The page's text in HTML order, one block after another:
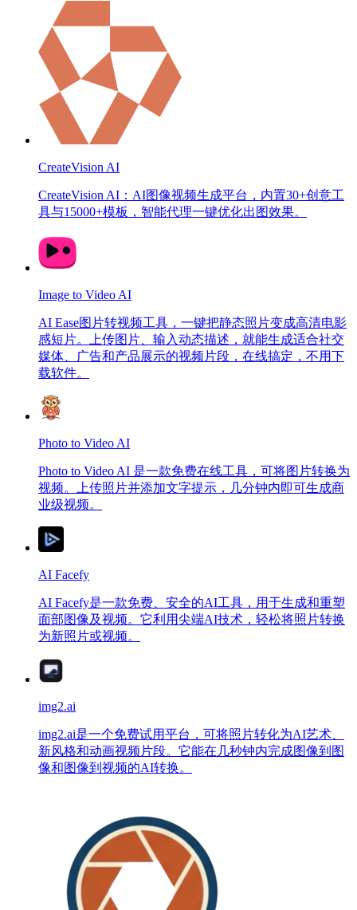
CreateVision AI
CreateVision AI：AI图像视频生成平台，内置30+创意工
具与15000+模板，智能代理一键优化出图效果。
Image to Video AI
AI Ease图片转视频工具，一键把静态照片变成高清电影
感短片。上传图片、输入动态描述，就能生成适合社交
媒体、广告和产品展示的视频片段，在线搞定，不用下
载软件。
Photo to Video AI
Photo to Video AI 是一款免费在线工具，可将图片转换为
视频。上传照片并添加文字提示，几分钟内即可生成商
业级视频。
AI Facefy
AI Facefy是一款免费、安全的AI工具，用于生成和重塑
面部图像及视频。它利用尖端AI技术，轻松将照片转换
为新照片或视频。
img2.ai
img2.ai是一个免费试用平台，可将照片转化为AI艺术、
新风格和动画视频片段。它能在几秒钟内完成图像到图
像和图像到视频的AI转换。